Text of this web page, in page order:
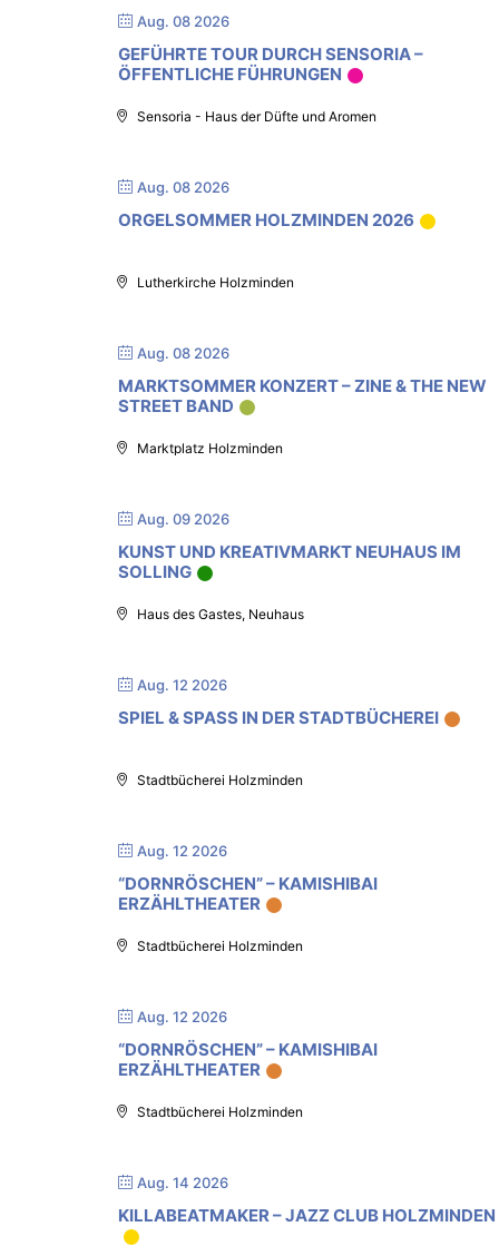
Aug. 08 2026
GEFÜHRTE TOUR DURCH SENSORIA –
ÖFFENTLICHE FÜHRUNGEN
Sensoria - Haus der Düfte und Aromen
Aug. 08 2026
ORGELSOMMER HOLZMINDEN 2026
Lutherkirche Holzminden
Aug. 08 2026
MARKTSOMMER KONZERT – ZINE & THE NEW
STREET BAND
Marktplatz Holzminden
Aug. 09 2026
KUNST UND KREATIVMARKT NEUHAUS IM
SOLLING
Haus des Gastes, Neuhaus
Aug. 12 2026
SPIEL & SPASS IN DER STADTBÜCHEREI
Stadtbücherei Holzminden
Aug. 12 2026
“DORNRÖSCHEN” – KAMISHIBAI
ERZÄHLTHEATER
Stadtbücherei Holzminden
Aug. 12 2026
“DORNRÖSCHEN” – KAMISHIBAI
ERZÄHLTHEATER
Stadtbücherei Holzminden
Aug. 14 2026
KILLABEATMAKER – JAZZ CLUB HOLZMINDEN